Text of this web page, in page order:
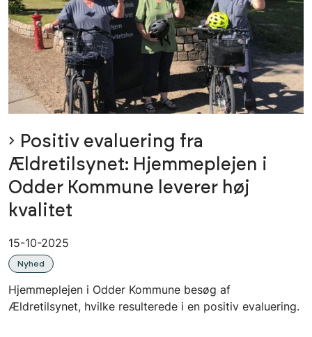
Positiv evaluering fra
Ældretilsynet: Hjemmeplejen i
Odder Kommune leverer høj
kvalitet
15-10-2025
Nyhed
Hjemmeplejen i Odder Kommune besøg af
Ældretilsynet, hvilke resulterede i en positiv evaluering.